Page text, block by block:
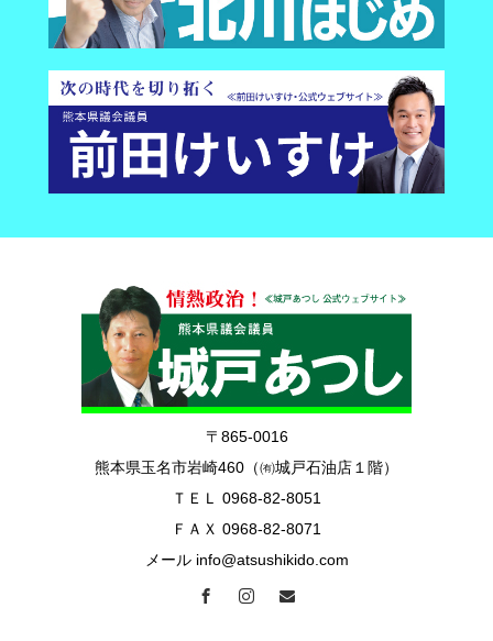
〒865-0016
熊本県玉名市岩崎460（㈲城戸石油店１階）
ＴＥＬ 0968-82-8051
ＦＡＸ 0968-82-8071
メール info@atsushikido.com